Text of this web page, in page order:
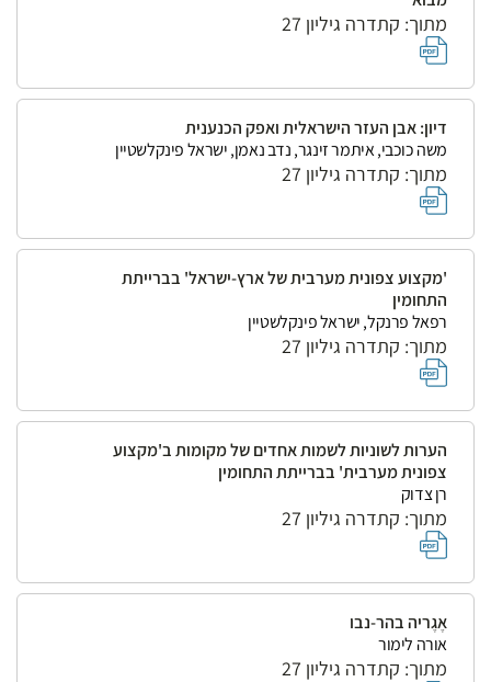
מתוך: קתדרה גיליון 27
דיון: אבן העזר הישראלית ואפק הכנענית
משה כוכבי, איתמר זינגר, נדב נאמן, ישראל פינקלשטיין
מתוך: קתדרה גיליון 27
'מקצוע צפונית מערבית של ארץ-ישראל' בברייתת
התחומין
רפאל פרנקל, ישראל פינקלשטיין
מתוך: קתדרה גיליון 27
הערות לשוניות לשמות אחדים של מקומות ב'מקצוע
צפונית מערבית' בברייתת התחומין
רן צדוק
מתוך: קתדרה גיליון 27
אֶגֶריה בהר-נבו
אורה לימור
מתוך: קתדרה גיליון 27